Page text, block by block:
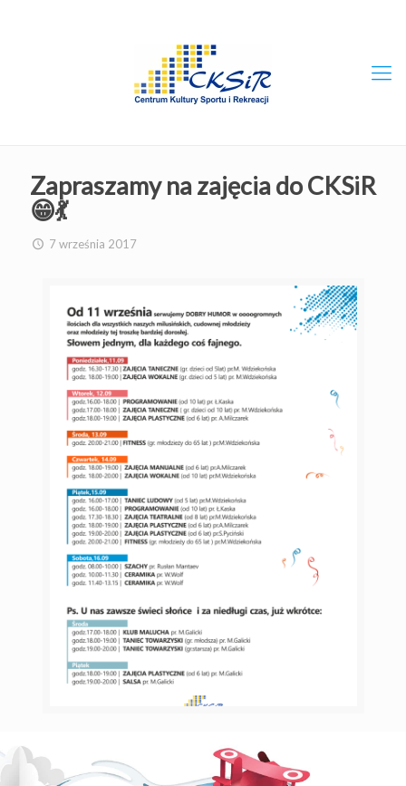
Zapraszamy na zajęcia do CKSiR
😁💃
7 września 2017